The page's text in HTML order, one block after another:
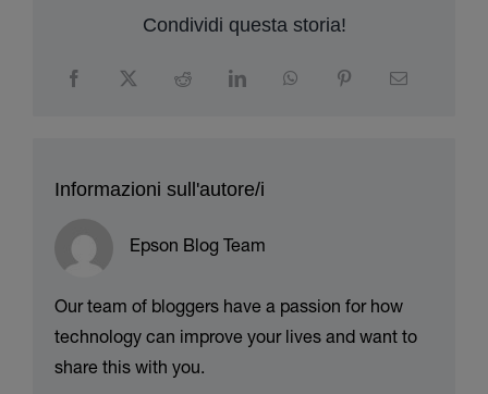
Our team of bloggers have a passion for how
technology can improve your lives and want to
share this with you.